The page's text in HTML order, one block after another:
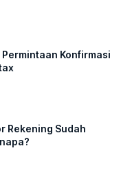
Konfirmasi
Rekening Sudah